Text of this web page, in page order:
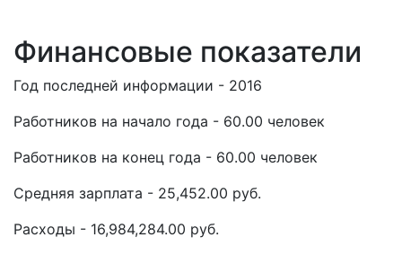
Финансовые показатели
Год последней информации - 2016
Работников на начало года - 60.00 человек
Работников на конец года - 60.00 человек
Средняя зарплата - 25,452.00 руб.
Расходы - 16,984,284.00 руб.